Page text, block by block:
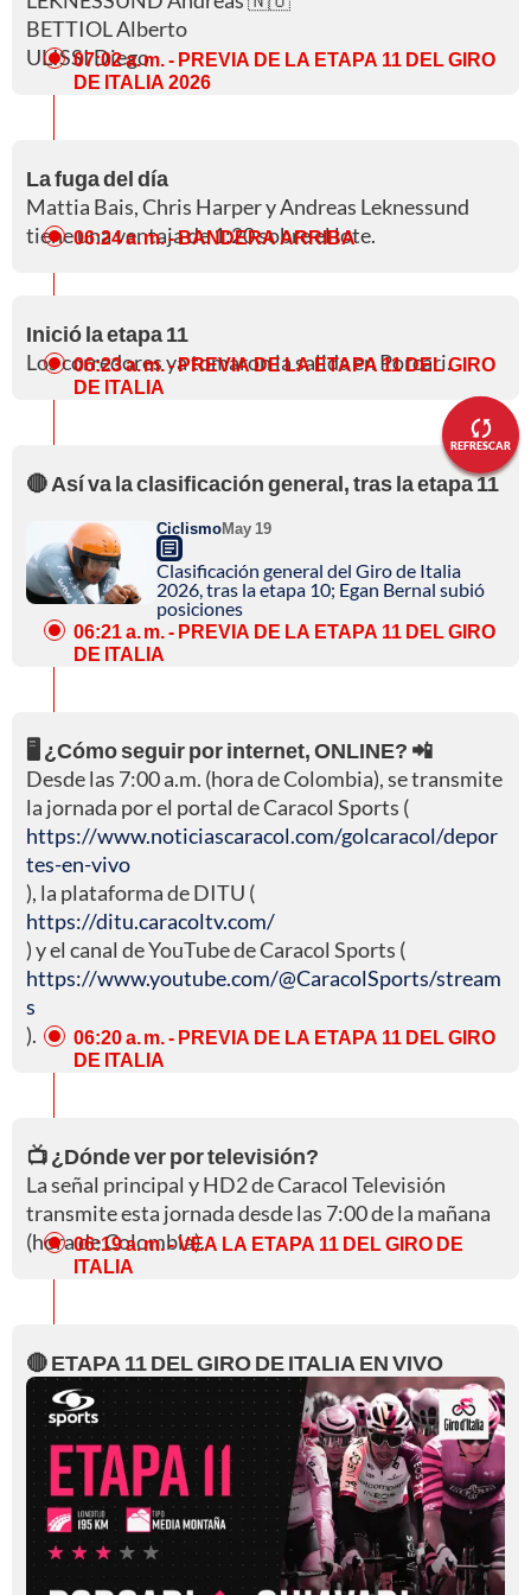
REFRESCAR
BETTIOL Alberto
ULISSI Diego
07:02 a. m.- PREVIA DE LA ETAPA 11 DEL GIRO
DE ITALIA 2026
La fuga del día
Mattia Bais, Chris Harper y Andreas Leknessund
tiene una ventaja de 1:20 sobre el lote.
06:24 a. m.- BANDERA ARRIBA
Inició la etapa 11
Los corredores ya tomaron la salida en Porcari.
06:23 a. m.- PREVIA DE LA ETAPA 11 DEL GIRO
DE ITALIA
🔴 Así va la clasificación general, tras la etapa 11
CiclismoMay 19
Clasificación general del Giro de Italia
2026, tras la etapa 10; Egan Bernal subió
posiciones
06:21 a. m.- PREVIA DE LA ETAPA 11 DEL GIRO
DE ITALIA
🖥️ ¿Cómo seguir por internet, ONLINE? 📲
Desde las 7:00 a.m. (hora de Colombia), se transmite
la jornada por el portal de Caracol Sports (
https://www.noticiascaracol.com/golcaracol/depor
tes-en-vivo
), la plataforma de DITU (
https://ditu.caracoltv.com/
) y el canal de YouTube de Caracol Sports (
https://www.youtube.com/@CaracolSports/stream
s
).
06:20 a. m.- PREVIA DE LA ETAPA 11 DEL GIRO
DE ITALIA
📺 ¿Dónde ver por televisión?
La señal principal y HD2 de Caracol Televisión
transmite esta jornada desde las 7:00 de la mañana
(hora de Colombia).
06:19 a. m.- VEA LA ETAPA 11 DEL GIRO DE
ITALIA
🔴 ETAPA 11 DEL GIRO DE ITALIA EN VIVO